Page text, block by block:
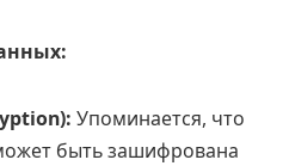
Упоминается, что
быть зашифрована